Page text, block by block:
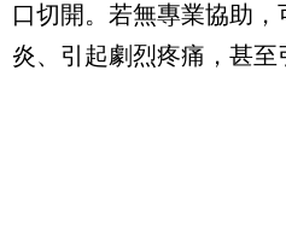
口切開。若無專業協助
炎、引起劇烈疼痛，甚至